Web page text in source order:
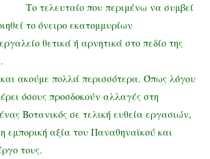
Το τελευταίο που περιμένω να συμβεί
το όνειρο εκατομμυρίων
θετικά ή αρνητικά στο πεδίο της
ακούμε πολλά περισσότερα. Όπως λόγου
όσους προσδοκούν αλλαγές στη
Βοτανικός σε τελική ευθεία εργασιών,
εμπορική αξία του Παναθηναϊκού και
τους.